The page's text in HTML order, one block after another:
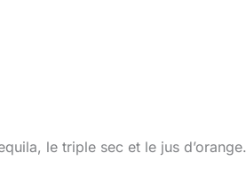
le triple sec et le jus d’orange.